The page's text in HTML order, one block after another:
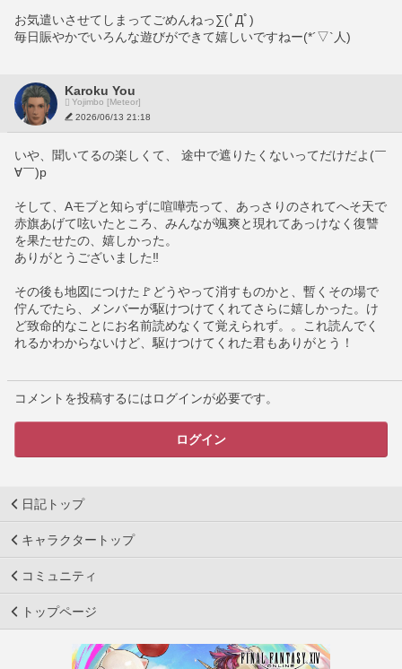
お気遣いさせてしまってごめんねっ∑(ﾟДﾟ)
毎日賑やかでいろんな遊びができて嬉しいですねー(*´▽`人)
Karoku You
Yojimbo [Meteor]
2026/06/13 21:18
いや、聞いてるの楽しくて、 途中で遮りたくないってだけだよ(￣
∀￣)p
そして、Aモブと知らずに喧嘩売って、あっさりのされてへそ天で
赤旗あげて呟いたところ、みんなが颯爽と現れてあっけなく復讐
を果たせたの、嬉しかった。
ありがとうございました‼︎
その後も地図につけた🚩どうやって消すものかと、暫くその場で
佇んでたら、メンバーが駆けつけてくれてさらに嬉しかった。け
ど致命的なことにお名前読めなくて覚えられず。。これ読んでく
れるかわからないけど、駆けつけてくれた君もありがとう！
コメントを投稿するにはログインが必要です。
ログイン
日記トップ
キャラクタートップ
コミュニティ
トップページ